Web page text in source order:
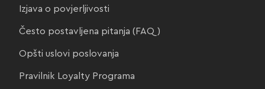
Izjava o povjerljivosti
Često postavljena pitanja (FAQ)
Opšti uslovi poslovanja
Pravilnik Loyalty Programa